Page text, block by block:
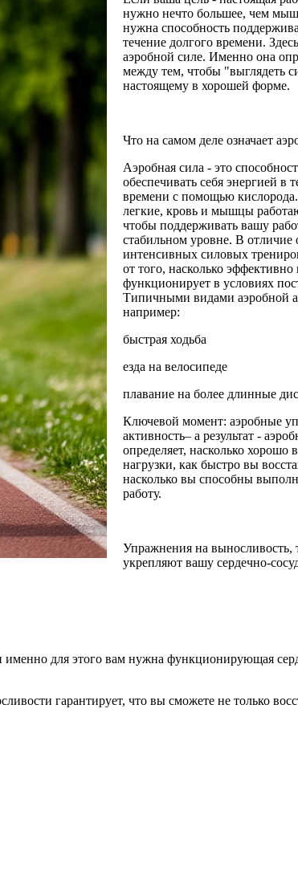
нужно нечто большее, чем
нужна способность
течение долгого времени.
аэробной силе. Именно она
между тем, чтобы "выглядеть
настоящему в хорошей форме.
Что на самом деле означает
Аэробная сила - это
обеспечивать себя энергией в
времени с помощью
легкие, кровь и мышцы
чтобы поддерживать вашу
стабильном уровне. В отличие
интенсивных силовых
от того, насколько эффективно
функционирует в условиях
Типичными видами аэробной
например:
быстрая ходьба
езда на велосипеде
плавание на более длинные
Ключевой момент: аэробные
активность– а результат -
определяет, насколько хорошо
нагрузки, как быстро вы
насколько вы способны
работу.
Упражнения на выносливость,
укрепляют вашу сердечно-
для этого вам нужна функционирующая
гарантирует, что вы сможете не только